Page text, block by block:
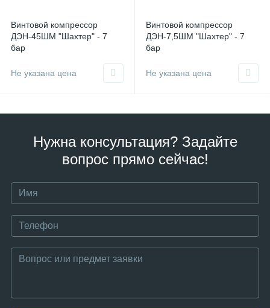
Винтовой компрессор
ДЭН-45ШМ "Шахтер" - 7
бар
Не указана цена
Винтовой компрессор
ДЭН-7,5ШМ "Шахтер" - 7
бар
Не указана цена
Нужна консультация? Задайте
вопрос прямо сейчас!